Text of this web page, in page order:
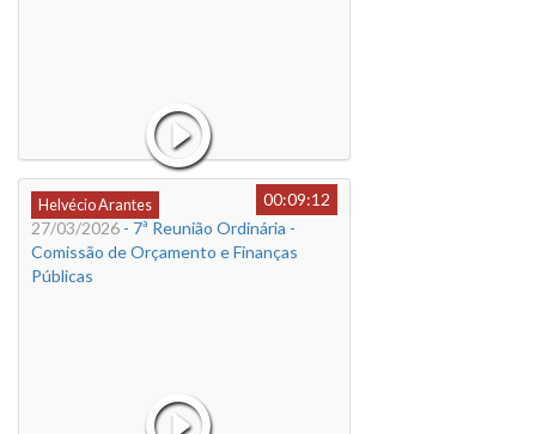
Helvécio Arantes
00:09:12
27/03/2026 - 7ª Reunião Ordinária -
Comissão de Orçamento e Finanças
Públicas